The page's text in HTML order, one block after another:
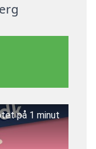
på 1 minut